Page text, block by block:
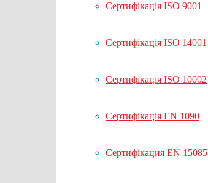
Сертифікація ISO 9001
Сертифікація ISO 14001
Сертифікація ISO 10002
Сертифікація EN 1090
Сертифікация EN 15085